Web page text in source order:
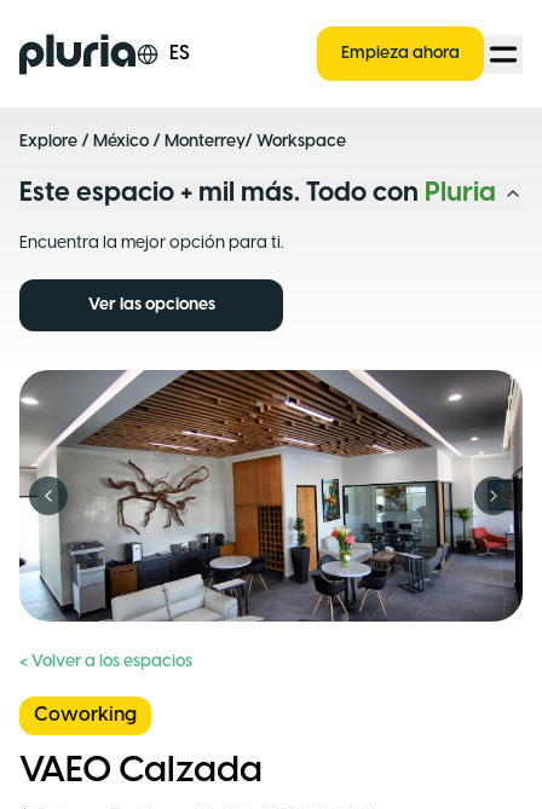
Logo Pluria ES Empieza ahora
Explore / México / Monterrey/ Workspace
Este espacio + mil más. Todo con Pluria
Encuentra la mejor opción para ti.
Ver las opciones
Previous slide Next
< Volver a los espacios
Coworking
VAEO Calzada